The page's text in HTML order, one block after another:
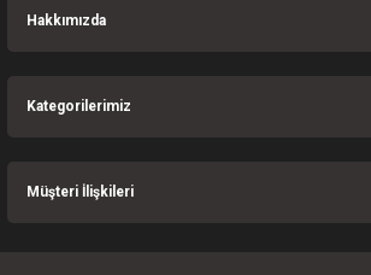
Hakkımızda
Kategorilerimiz
Müşteri İlişkileri